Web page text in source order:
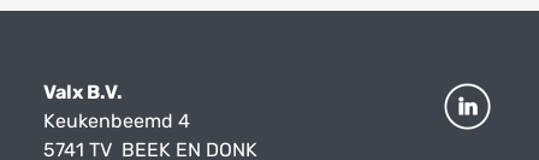
Valx B.V.
Keukenbeemd 4
5741 TV BEEK EN DONK